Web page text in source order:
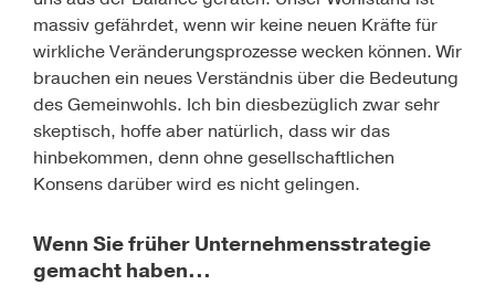
massiv gefährdet, wenn wir keine neuen Kräfte für
wirkliche Veränderungsprozesse wecken können. Wir
brauchen ein neues Verständnis über die Bedeutung
des Gemeinwohls. Ich bin diesbezüglich zwar sehr
skeptisch, hoffe aber natürlich, dass wir das
hinbekommen, denn ohne gesellschaftlichen
Konsens darüber wird es nicht gelingen.
Wenn Sie früher Unternehmensstrategie
gemacht haben...